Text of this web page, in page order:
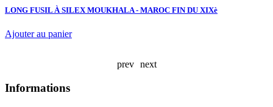
LONG FUSIL À SILEX MOUKHALA - MAROC FIN DU XIXè
Ajouter au panier
prev
next
Informations